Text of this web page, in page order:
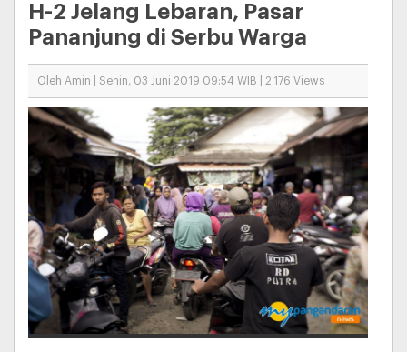
H-2 Jelang Lebaran, Pasar
Pananjung di Serbu Warga
Oleh Amin | Senin, 03 Juni 2019 09:54 WIB | 2.176 Views